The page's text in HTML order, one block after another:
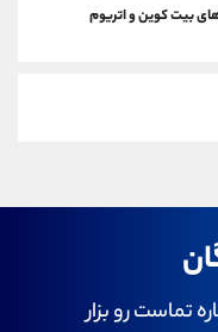
تماست رو بزار